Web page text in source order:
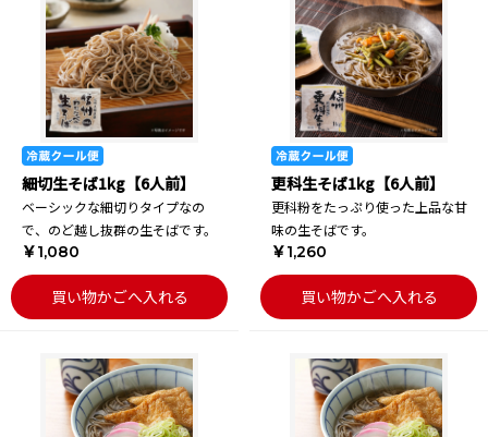
細切生そば1kg【6人前】
ベーシックな細切りタイプなの
で、のど越し抜群の生そばです。
￥1,080
買い物かごへ入れる
更科生そば1kg【6人前】
更科粉をたっぷり使った上品な甘
味の生そばです。
￥1,260
買い物かごへ入れる